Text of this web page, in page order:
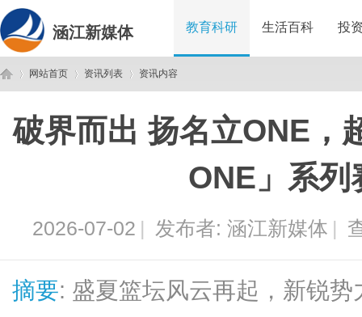
涵江新媒体 教育科研 生活百科 投
网站首页 资讯列表
›
资讯内容
破界而出 扬名立ONE，
ONE」系列
2026-07-02 | 发布者: 涵江新媒体 |
摘要: 盛夏篮坛风云再起，新锐